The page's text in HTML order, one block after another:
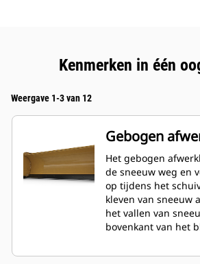
Kenmerken in één
Weergave 1-3 van 12
Gebogen
Het gebogen
de sneeuw weg en
op tijdens het
kleven van sneeuw
het vallen van
bovenkant van het